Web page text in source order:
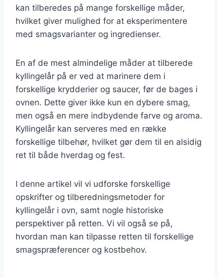
kan tilberedes på mange forskellige måder,
hvilket giver mulighed for at eksperimentere
med smagsvarianter og ingredienser.
En af de mest almindelige måder at tilberede
kyllingelår på er ved at marinere dem i
forskellige krydderier og saucer, før de bages i
ovnen. Dette giver ikke kun en dybere smag,
men også en mere indbydende farve og aroma.
Kyllingelår kan serveres med en række
forskellige tilbehør, hvilket gør dem til en alsidig
ret til både hverdag og fest.
I denne artikel vil vi udforske forskellige
opskrifter og tilberedningsmetoder for
kyllingelår i ovn, samt nogle historiske
perspektiver på retten. Vi vil også se på,
hvordan man kan tilpasse retten til forskellige
smagspræferencer og kostbehov.